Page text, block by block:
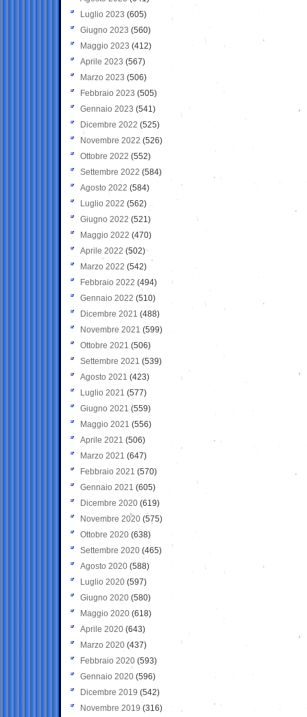
Luglio 2023 (605)
Giugno 2023 (560)
Maggio 2023 (412)
Aprile 2023 (567)
Marzo 2023 (506)
Febbraio 2023 (505)
Gennaio 2023 (541)
Dicembre 2022 (525)
Novembre 2022 (526)
Ottobre 2022 (552)
Settembre 2022 (584)
Agosto 2022 (584)
Luglio 2022 (562)
Giugno 2022 (521)
Maggio 2022 (470)
Aprile 2022 (502)
Marzo 2022 (542)
Febbraio 2022 (494)
Gennaio 2022 (510)
Dicembre 2021 (488)
Novembre 2021 (599)
Ottobre 2021 (506)
Settembre 2021 (539)
Agosto 2021 (423)
Luglio 2021 (577)
Giugno 2021(559)
Maggio 2021 (556)
Aprile 2021 (506)
Marzo 2021 (647)
Febbraio 2021 (570)
Gennaio 2021 (605)
Dicembre 2020 (619)
Novembre 2020 (575)
Ottobre 2020 (638)
Settembre 2020(465)
Agosto 2020 (588)
Luglio 2020 (597)
Giugno 2020 (580)
Maggio 2020 (618)
Aprile 2020 (643)
Marzo 2020 (437)
Febbraio 2020 (593)
Gennaio 2020 (596)
Dicembre 2019 (542)
Novembre 2019 (316)